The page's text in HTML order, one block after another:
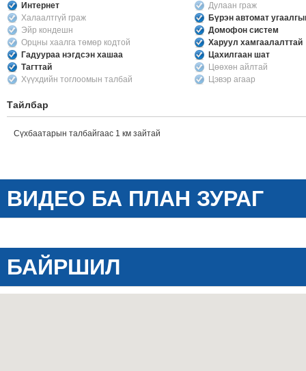
Интернет
Дулаан граж
Халаалтгүй граж
Бүрэн автомат
Эйр кондешн
Домофон систем
Орцны хаалга төмөр кодтой
Харуул хамгаалалттай
Гадуураа нэгдсэн хашаа
Цахилгаан шат
Тагттай
Цөөхөн айлтай
Хүүхдийн тоглоомын талбай
Цэвэр агаар
Тайлбар
Сүхбаатарын талбайгаас 1 км зайтай
ВИДЕО БА ПЛАН ЗУРАГ
БАЙРШИЛ